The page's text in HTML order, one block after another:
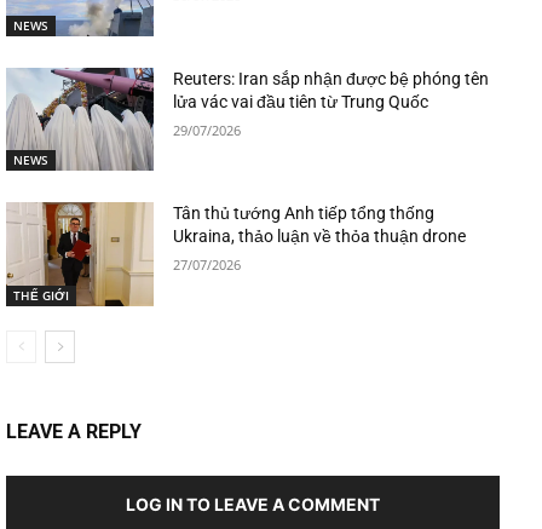
NEWS
NEWS
Reuters: Iran sắp nhận được bệ phóng tên
lửa vác vai đầu tiên từ Trung Quốc
29/07/2026
THẾ GIỚI
Tân thủ tướng Anh tiếp tổng thống
Ukraina, thảo luận về thỏa thuận drone
27/07/2026
LEAVE A REPLY
LOG IN TO LEAVE A COMMENT